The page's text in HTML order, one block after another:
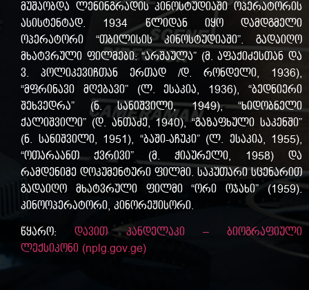
მუშაობდა ლენინგრადის კინოსტუდიაში ოპერატორის
ასისტენტად. 1934 წლიდან იყო დამდგმელი
ოპერატორი “თბილისის კინოსტუდიაში”. გადაიღო
მხატვრული ფილმები: “არშაულა” (მ. აფაქიძესთან და
ვ. პოლიკევიჩთან ერთად /დ. რონდელი, 1936),
“მფრინავი მღებავი” (ლ. ესაკია, 1936), “ბედნიერი
შეხვედრა” (ნ. სანიშვილი, 1949), “ხიდობნელი
ქალიშვილი” (დ. ანთაძე, 1940), “გაზაფხული საკენში”
(ნ. სანიშვილი, 1951), “ბაში-აჩუკი” (ლ. ესაკია, 1955),
“ოთარაანთ ქვრივი” (მ. ჭიაურელი, 1958) და
რამდენიმე დოკუმენტური ფილმი. საკუთარი სცენარით
გადაიღო მხატვრული ფილმი “ორი ოჯახი” (1959).
კინოოპერატორი, კინორეჟისორი.
წყარო:დავით კანდელაკი – ბიოგრაფიული
ლექსიკონი (nplg.gov.ge)